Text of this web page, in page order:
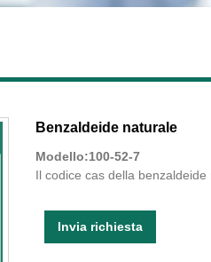
Benzaldeide naturale
Modello:100-52-7
Il codice cas della
Invia richiesta